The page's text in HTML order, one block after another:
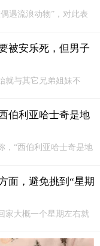
遇流浪动物”，对此表
以把它带回去收养呢。
地的流浪动物领养机
的猫猫狗狗回家哦~现
被安乐死，但男子
就与其它兄弟姐妹不
统非常优良，在交配之
殖，但还是出现了意
！
伯利亚哈士奇是地
，“西伯利亚哈士奇是地
论。1、かわいいぞ很可
い主しっかりしてない
面，避免挑到“星期
家大概一个星期左右就
上去差不多和正常狗一